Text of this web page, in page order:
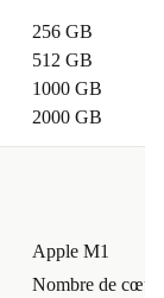
256 GB
512 GB
1000 GB
2000 GB
Apple M1
Nombre de